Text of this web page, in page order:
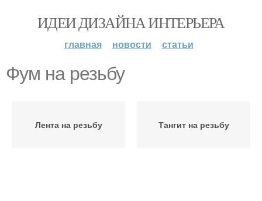
ИДЕИ ДИЗАЙНА ИНТЕРЬЕРА
главная новости статьи
Фум на резьбу
Лента на резьбу Тангит на резьбу